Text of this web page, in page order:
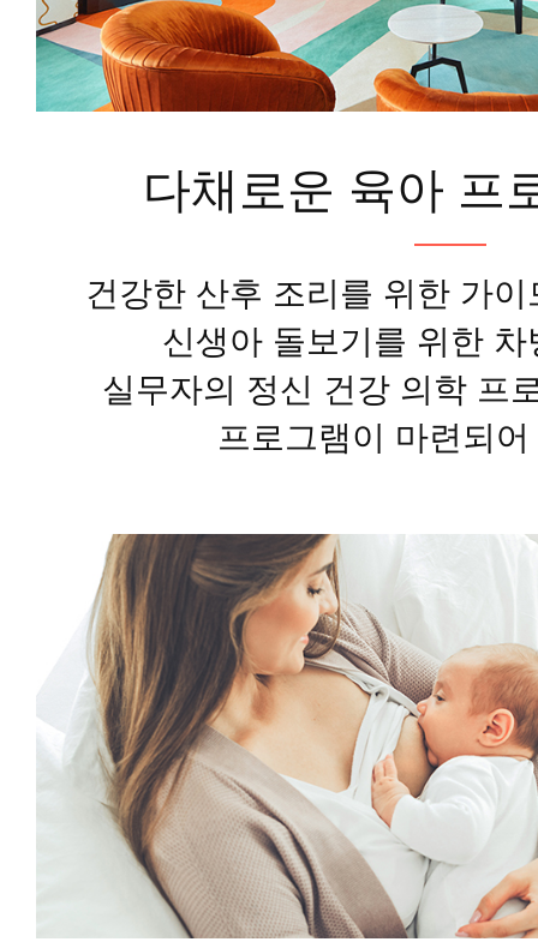
다채로운 육아 프
건강한 산후 조리를 위한 가
신생아 돌보기를 위한
실무자의 정신 건강 의학 프
프로그램이 마련되